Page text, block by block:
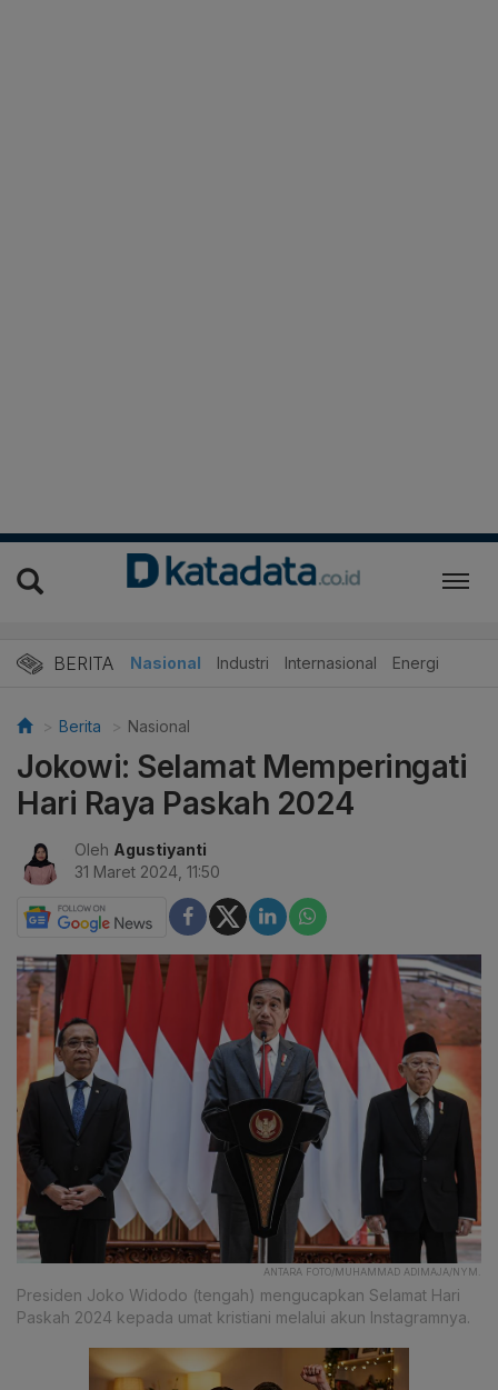
BERITA Nasional Industri Internasional Energi
Berita Nasional
Jokowi: Selamat Memperingati
Hari Raya Paskah 2024
Oleh Agustiyanti
31 Maret 2024, 11:50
ANTARA FOTO/MUHAMMAD ADIMAJA/NYM.
Presiden Joko Widodo (tengah) mengucapkan Selamat Hari
Paskah 2024 kepada umat kristiani melalui akun Instagramnya.